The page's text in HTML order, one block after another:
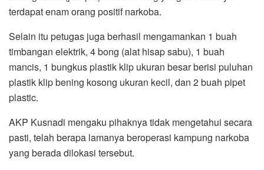
terdapat enam orang positif narkoba.
Selain itu petugas juga berhasil mengamankan 1 buah
timbangan elektrik, 4 bong (alat hisap sabu), 1 buah
mancis, 1 bungkus plastik klip ukuran besar berisi puluhan
plastik klip bening kosong ukuran kecil, dan 2 buah pipet
plastic.
AKP Kusnadi mengaku pihaknya tidak mengetahui secara
pasti, telah berapa lamanya beroperasi kampung narkoba
yang berada dilokasi tersebut.